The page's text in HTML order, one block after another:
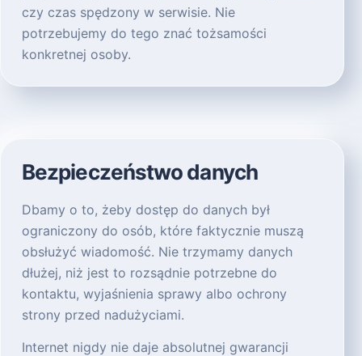
czy czas spędzony w serwisie. Nie
potrzebujemy do tego znać tożsamości
konkretnej osoby.
Bezpieczeństwo danych
Dbamy o to, żeby dostęp do danych był
ograniczony do osób, które faktycznie muszą
obsłużyć wiadomość. Nie trzymamy danych
dłużej, niż jest to rozsądnie potrzebne do
kontaktu, wyjaśnienia sprawy albo ochrony
strony przed nadużyciami.
Internet nigdy nie daje absolutnej gwarancji